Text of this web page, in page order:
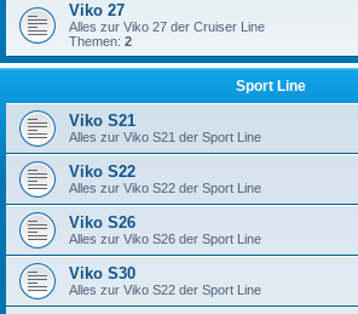
Viko 27
Alles zur Viko 27 der Cruiser Line
Themen: 2
Sport Line
Viko S21
Alles zur Viko S21 der Sport Line
Viko S22
Alles zur Viko S22 der Sport Line
Viko S26
Alles zur Viko S26 der Sport Line
Viko S30
Alles zur Viko S22 der Sport Line